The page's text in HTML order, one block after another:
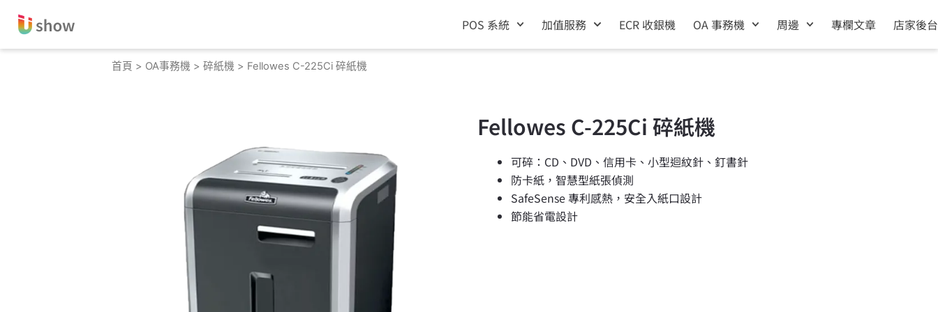
POS 系統 加值服務 ECR 收銀機 OA 事務機 周邊 專欄文章 店家後台
首頁 > OA事務機 > 碎紙機 > Fellowes C-225Ci 碎紙機
Fellowes C-225Ci 碎紙機
可碎：CD、DVD、信用卡、小型迴紋針、釘書針
防卡紙，智慧型紙張偵測
SafeSense 專利感熱，安全入紙口設計
節能省電設計